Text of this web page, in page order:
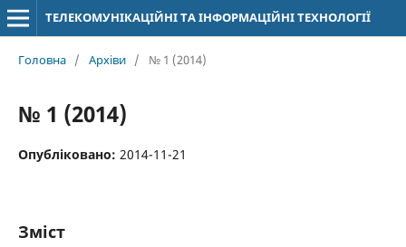
ТЕЛЕКОМУНІКАЦІЙНІ ТА ІНФОРМАЦІЙНІ ТЕХНОЛОГІЇ
Головна / Архіви / № 1 (2014)
№ 1 (2014)
Опубліковано: 2014-11-21
Зміст